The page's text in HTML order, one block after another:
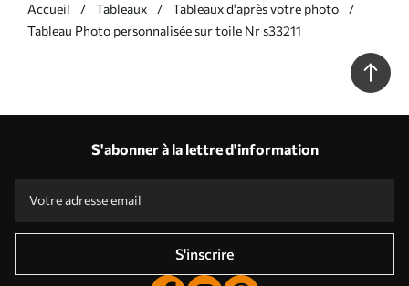
Accueil Tableaux
Tableaux d'après votre photo
Tableau Photo personnalisée sur toile Nr s33211
S'abonner à la lettre d'information
S'inscrire